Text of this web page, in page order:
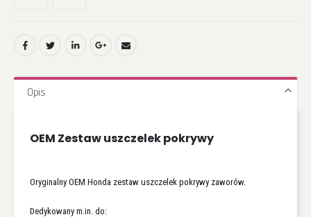
Opis
OEM Zestaw uszczelek pokrywy
Oryginalny OEM Honda zestaw uszczelek pokrywy zaworów.
Dedykowany m.in. do: